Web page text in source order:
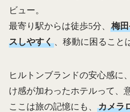
ビュー。
最寄り駅からは徒歩5分、 梅
スしやすく、移動に困ること
ヒルトンブランドの安心感に
け感が加わったホテルって、
ここは旅の記憶にも、 カメラ